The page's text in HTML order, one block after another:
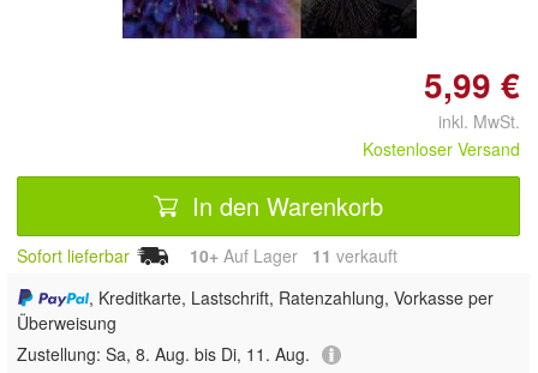
5,99 €
inkl. MwSt.
Kostenloser Versand
In den Warenkorb
Sofort lieferbar 10+ Auf Lager 11 verkauft
, Kreditkarte, Lastschrift, Ratenzahlung, Vorkasse per
Überweisung
Zustellung: Sa, 8. Aug. bis Di, 11. Aug.